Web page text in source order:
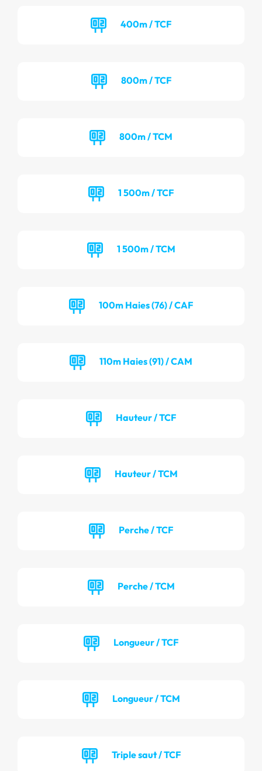
400m / TCF
800m / TCF
800m / TCM
1 500m / TCF
1 500m / TCM
100m Haies (76) / CAF
110m Haies (91) / CAM
Hauteur / TCF
Hauteur / TCM
Perche / TCF
Perche / TCM
Longueur / TCF
Longueur / TCM
Triple saut / TCF